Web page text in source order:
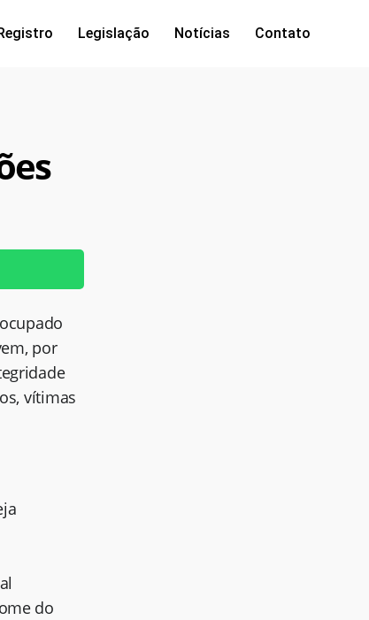
Legislação Notícias Contato
por
vítimas
do